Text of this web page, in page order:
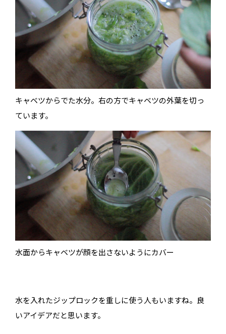
キャベツからでた水分。右の方でキャベツの外葉を切っ
ています。
水面からキャベツが顔を出さないようにカバー
水を入れたジップロックを重しに使う人もいますね。良
いアイデアだと思います。